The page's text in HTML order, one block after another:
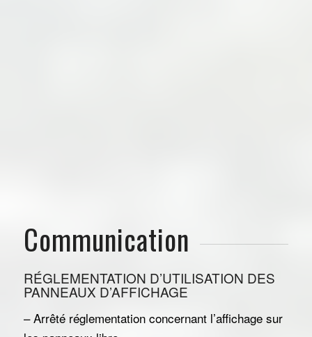
Communication
RÉGLEMENTATION D’UTILISATION DES
PANNEAUX D’AFFICHAGE
– Arrêté réglementation concernant l’affichage sur